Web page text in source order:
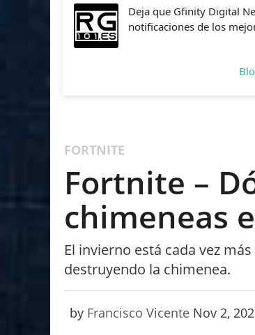
Deja que Gfinity Digital
notificaciones de los
FORTNITE
Fortnite –
chimeneas
El invierno está cada vez
destruyendo la chimenea.
by Francisco Vicente Nov 2,